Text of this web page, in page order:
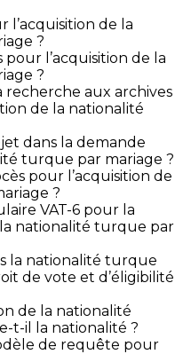
de la
?
l’acquisition de la
?
aux archives
de la nationalité
dans la demande
turque par mariage ?
pour l’acquisition de
?
VAT-6 pour la
nationalité turque par
la nationalité turque
de vote et d’éligibilité
de la nationalité
t-il la nationalité ?
de requête pour